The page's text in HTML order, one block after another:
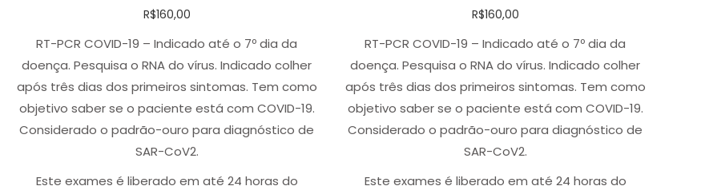
R$160,00
RT-PCR COVID-19 – Indicado até o 7º dia da
doença. Pesquisa o RNA do vírus. Indicado colher
após três dias dos primeiros sintomas. Tem como
objetivo saber se o paciente está com COVID-19.
Considerado o padrão-ouro para diagnóstico de
SAR-CoV2.
Este exames é liberado em até 24 horas do
R$160,00
RT-PCR COVID-19 – Indicado até o 7º dia da
doença. Pesquisa o RNA do vírus. Indicado colher
após três dias dos primeiros sintomas. Tem como
objetivo saber se o paciente está com COVID-19.
Considerado o padrão-ouro para diagnóstico de
SAR-CoV2.
Este exames é liberado em até 24 horas do